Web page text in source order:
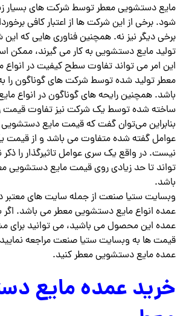
مایع دستشویی معطر توسط شرکت های بسیار
شود. برخی از این شرکت ها از اعتبار کافی
برخی دیگر نیز نه. همچنین فناوری هایی که این
تولید مایع دستشویی به کار می گیرند، ممکن
این امر می تواند تفاوت سطح کیفیت در
معطر تولید شده توسط شرکت های گوناگون را
باشد. همچنین رایحه های گوناگون در انواع
ساخته شده توسط یک شرکت نیز تفاوت قیمت را
بنابراین می‌توان گفت که قیمت مایع دستشویی
عوامل گفته شده متفاوت می باشد و از قیمت
نیست. در واقع یک سری عوامل تاثیرگذار را
تواند تا حد زیادی روی قیمت مایع دستشویی
باشد.
وبسایت ستیا صنعت از جمله سایت های معتبر
عمده انواع مایع دستشویی معطر می باشد. اگر
عمده این محصول می باشید، می توانید برای
قیمت ها به وبسایت ستیا صنعت مراجعه
عمده مایع دستشویی معطر کنید.
خرید عمده مایع